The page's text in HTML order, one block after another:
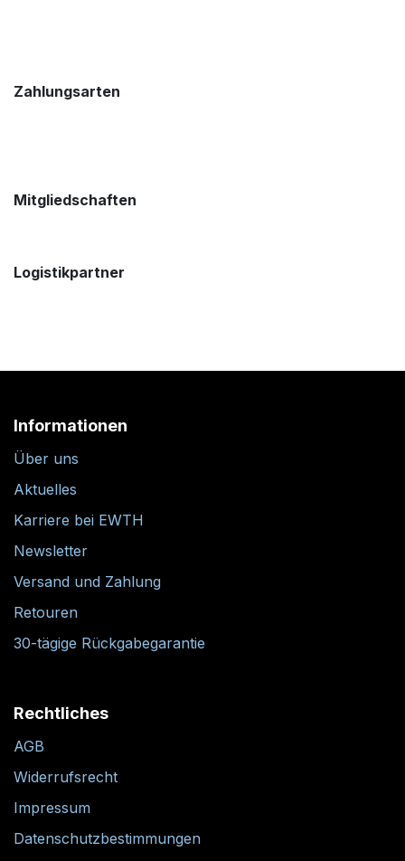
Zahlungsarten
Mitgliedschaften
Logistikpartner
Informationen
Über uns
Aktuelles
Karriere bei EWTH
Newsletter
Versand und Zahlung
Retouren
30-tägige Rückgabegarantie
Rechtliches
AGB
Widerrufsrecht
Impressum
Datenschutzbestimmungen